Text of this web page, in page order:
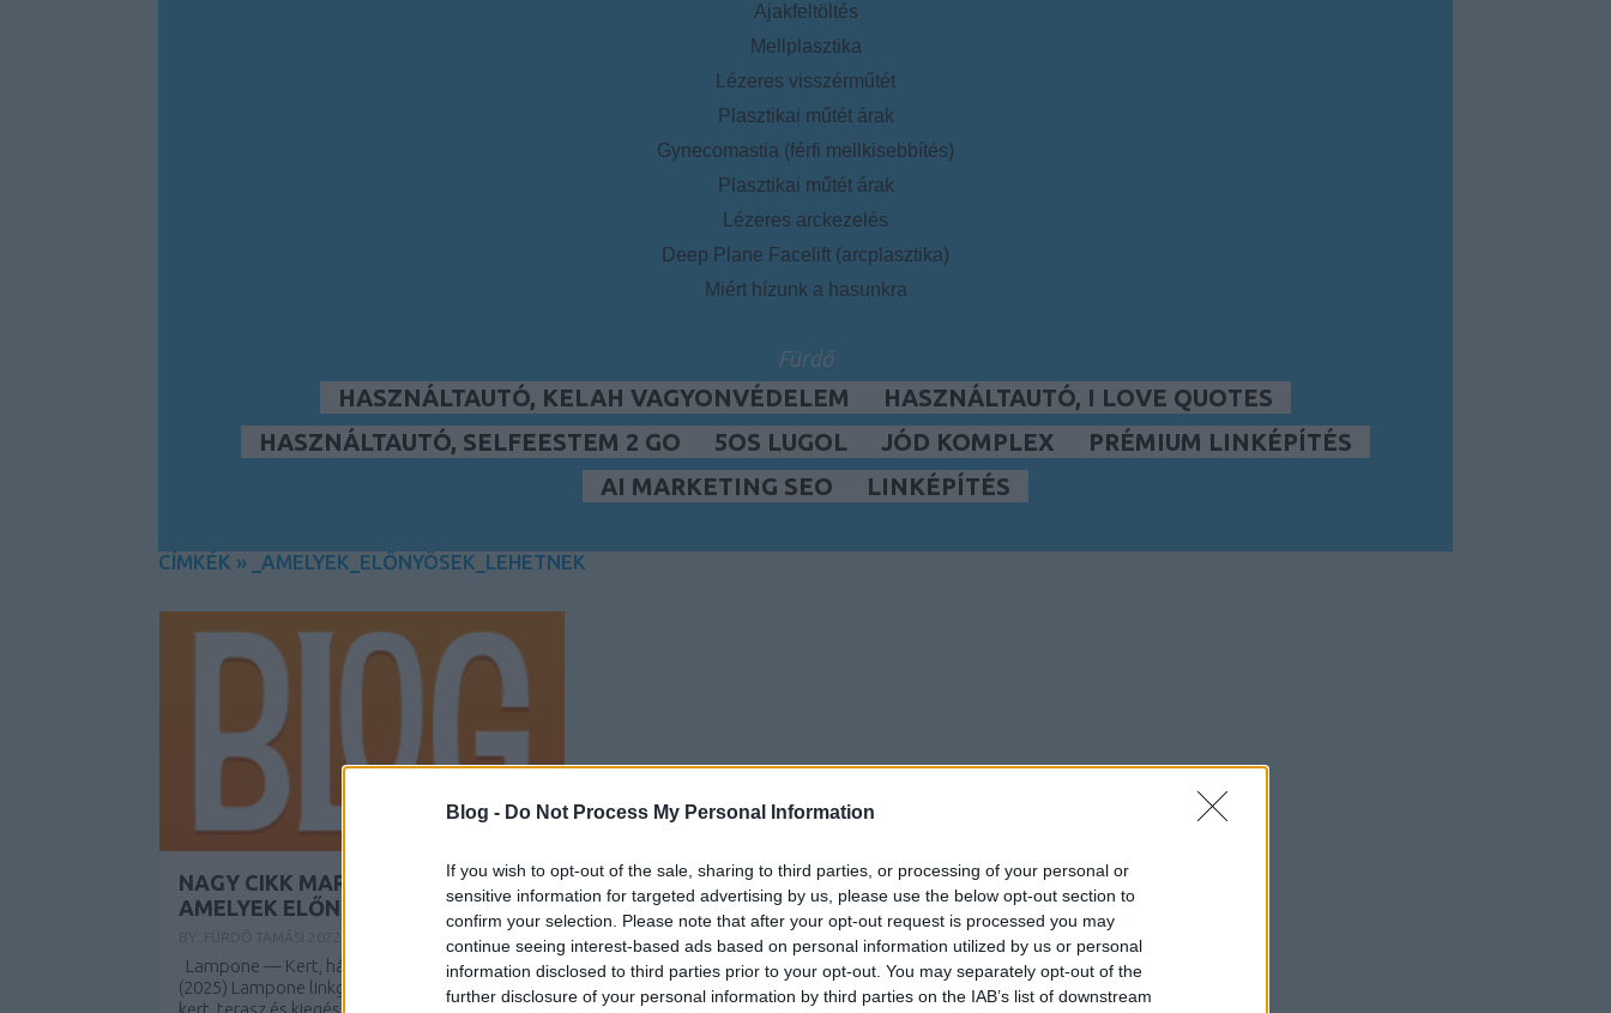
Blog - Do Not Process My Personal Information
If you wish to opt-out of the sale, sharing to third parties, or processing of your personal or
sensitive information for targeted advertising by us, please use the below opt-out section to
confirm your selection. Please note that after your opt-out request is processed you may
continue seeing interest-based ads based on personal information utilized by us or personal
information disclosed to third parties prior to your opt-out. You may separately opt-out of the
further disclosure of your personal information by third parties on the IAB’s list of downstream
Ajakfeltöltés
Mellplasztika
Lézeres visszérműtét
Plasztikai műtét árak
Gynecomastia (férfi mellkisebbítés)
Plasztikai műtét árak
Lézeres arckezelés
Deep Plane Facelift (arcplasztika)
Miért hízunk a hasunkra
Fürdő
HASZNÁLTAUTÓ, KELAH VAGYONVÉDELEM
HASZNÁLTAUTÓ, I LOVE QUOTES
HASZNÁLTAUTÓ, SELFEESTEM 2 GO
5OS LUGOL JÓD KOMPLEX
PRÉMIUM LINKÉPÍTÉS
AI MARKETING SEO
LINKÉPÍTÉS
CÍMKÉK » _AMELYEK_ELŐNYÖSEK_LEHETNEK
NAGY CIKK MARKETING TIPPEK,
AMELYEK ELŐNYÖSEK LEHETNEK
Lampone — Kert, ház és kiegészítők fórum
(2025) Lampone linkgyűjtemény — Konyha,
kert, terasz és kiegészítők (2025) Megosztjuk a